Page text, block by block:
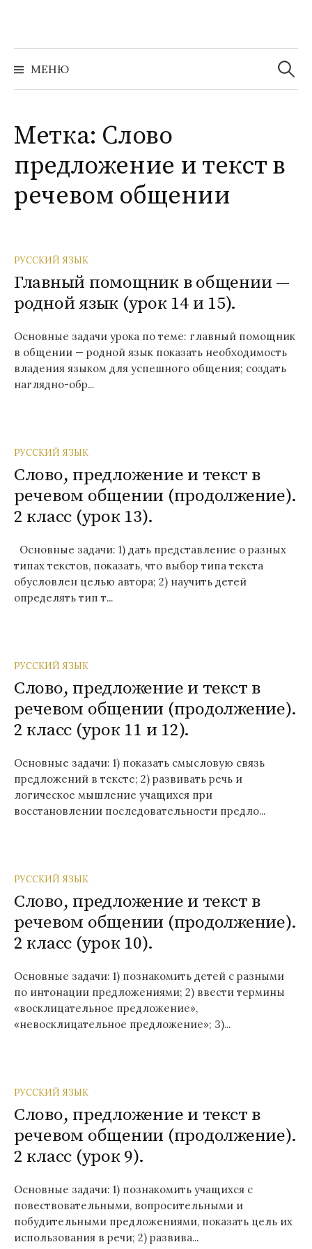
содержимому
МЕНЮ
Найти:
Метка: Слово
предложение и текст в
речевом общении
РУССКИЙ ЯЗЫК
Главный помощник в общении —
родной язык (урок 14 и 15).
Основные задачи урока по теме: главный помощник
в общении — родной язык показать необходимость
владения языком для успешного общения; создать
наглядно-обр...
РУССКИЙ ЯЗЫК
Слово, предложение и текст в
речевом общении (продолжение).
2 класс (урок 13).
Основные задачи: 1) дать представление о разных
типах текстов, показать, что выбор типа текста
обусловлен целью автора; 2) научить детей
определять тип т...
РУССКИЙ ЯЗЫК
Слово, предложение и текст в
речевом общении (продолжение).
2 класс (урок 11 и 12).
Основные задачи: 1) показать смысловую связь
предложений в тексте; 2) развивать речь и
логическое мышление учащихся при
восстановлении последовательности предло...
РУССКИЙ ЯЗЫК
Слово, предложение и текст в
речевом общении (продолжение).
2 класс (урок 10).
Основные задачи: 1) познакомить детей с разными
по интонации предложениями; 2) ввести термины
«восклицательное предложение»,
«невосклицательное предложение»; 3)...
РУССКИЙ ЯЗЫК
Слово, предложение и текст в
речевом общении (продолжение).
2 класс (урок 9).
Основные задачи: 1) познакомить учащихся с
повествовательными, вопросительными и
побудительными предложениями, показать цель их
использования в речи; 2) развива...